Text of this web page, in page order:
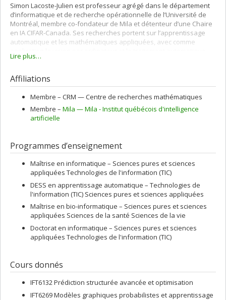
Simon Lacoste-Julien est professeur agrégé dans le département
d’informatique et de recherche opérationnelle de l’Université de
Montréal, membre co-fondateur de Mila et détenteur d’une Chaire
en IA CIFAR-Canada. Ses recherches portent sur l’apprentissage
automatique et les mathématiques appliquées, avec comme
des langues. Il a obtenu son doctorat en informatique à l’Université
de Cambridge et a été chercheur au sein de INRIA et le
département d’informatique de l’École normale supérieur de Paris
pendant quelques années avant de faire un retour au bercail à
Montréal en 2016 pour se joindre au projet de Yoshua Bengio de
faire de Montréal une « silicon mountain » de l’intelligence
artificielle.
Lire plus…
Affiliations
Membre – CRM — Centre de recherches mathématiques
Membre – Mila — Mila - Institut québécois d'intelligence
artificielle
Programmes d’enseignement
Maîtrise en informatique – Sciences pures et sciences
appliquées Technologies de l'information (TIC)
DESS en apprentissage automatique – Technologies de
l'information (TIC) Sciences pures et sciences appliquées
Maîtrise en bio-informatique – Sciences pures et sciences
appliquées Sciences de la santé Sciences de la vie
Doctorat en informatique – Sciences pures et sciences
appliquées Technologies de l'information (TIC)
Cours donnés
IFT6132 Prédiction structurée avancée et optimisation
IFT6269 Modèles graphiques probabilistes et apprentissage